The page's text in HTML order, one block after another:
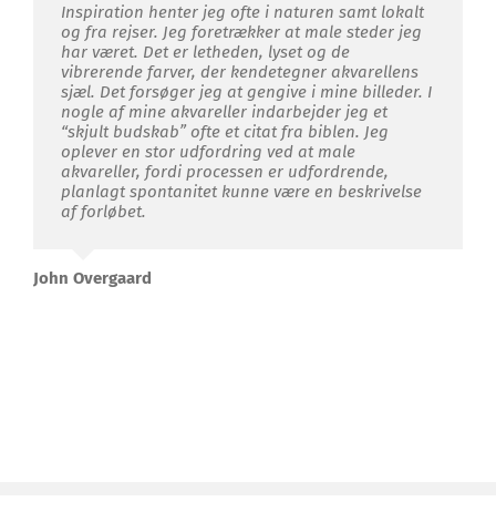
Inspiration henter jeg ofte i naturen samt lokalt
og fra rejser. Jeg foretrækker at male steder jeg
har været. Det er letheden, lyset og de
vibrerende farver, der kendetegner akvarellens
sjæl. Det forsøger jeg at gengive i mine billeder. I
nogle af mine akvareller indarbejder jeg et
“skjult budskab” ofte et citat fra biblen. Jeg
oplever en stor udfordring ved at male
akvareller, fordi processen er udfordrende,
planlagt spontanitet kunne være en beskrivelse
af forløbet.
John Overgaard